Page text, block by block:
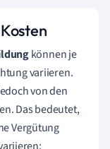
können je
variieren.
von den
Das bedeutet,
Vergütung